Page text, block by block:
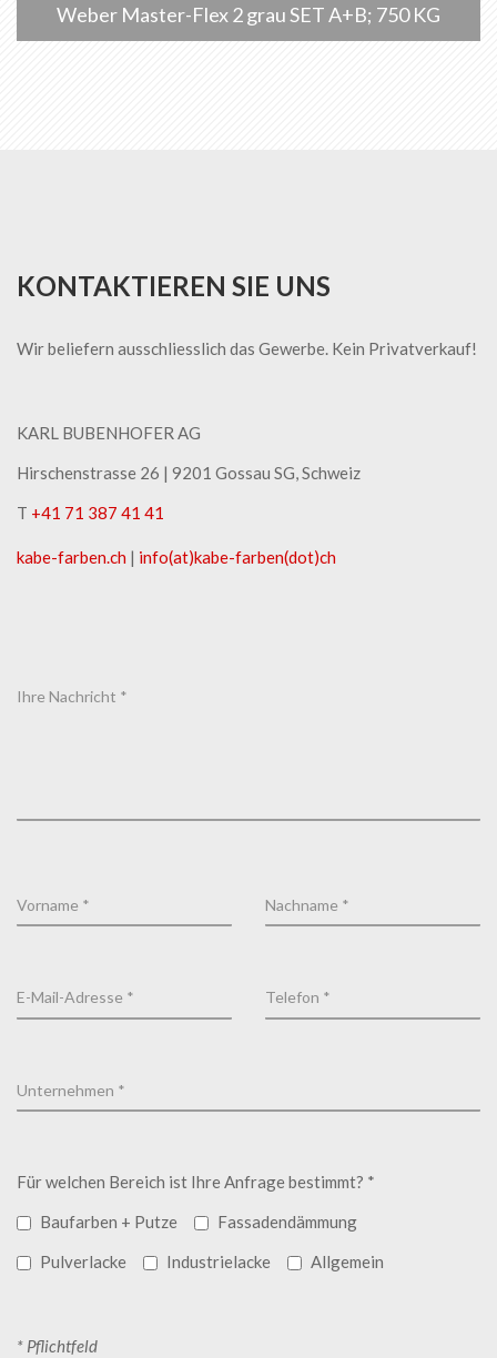
Weber Master-Flex 2 grau SET A+B; 750 KG
KONTAKTIEREN SIE UNS
Wir beliefern ausschliesslich das Gewerbe. Kein Privatverkauf!
KARL BUBENHOFER AG
Hirschenstrasse 26 | ​9201 Gossau SG, Schweiz
T +41 71 387 41 41
kabe-​farben.ch | info(at)kabe-​farben(dot)ch
Für welchen Bereich ist Ihre Anfrage bestimmt? *
Baufarben + Putze
Fassadendämmung
Pulverlacke
Industrielacke Allgemein
* Pflichtfeld